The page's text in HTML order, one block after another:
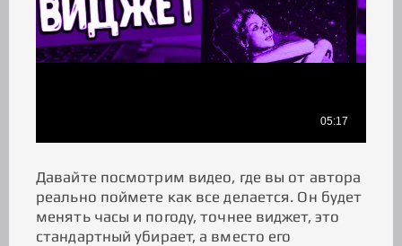
Давайте посмотрим видео, где вы от автора
реально поймете как все делается. Он будет
менять часы и погоду, точнее виджет, это
стандартный убирает, а вместо его